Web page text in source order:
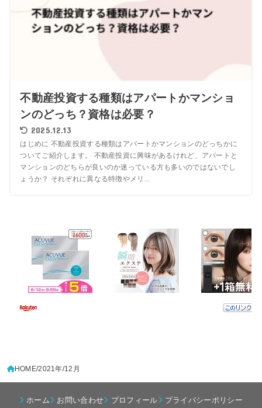
不動産投資する種類はアパートかマンショ
ンのどっち？資格は必要？
2025.12.13
はじめに 不動産投資する種類はアパートかマンションのどっちかに
ついてご紹介します。 不動産投資に興味があるけれど、アパートと
マンションのどちらが良いのか迷っている方も多いのではないでし
ょうか？ それぞれに異なる特徴やメリ...
HOME 2021年 12月
ホーム お問い合わせ プロフィール プライバシーポリシー